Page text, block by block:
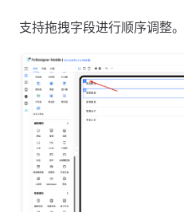
支持拖拽字段进行顺序调整。